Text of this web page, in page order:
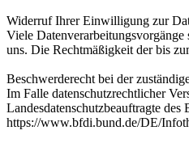
Widerruf Ihrer Einwilligung zur
Viele
uns. Die Rechtmäßigkeit der bis
Beschwerderecht bei der
Im Falle datenschutzrechtlicher
Landesdatenschutzbeauftragte
https://www.bfdi.bund.de/DE/